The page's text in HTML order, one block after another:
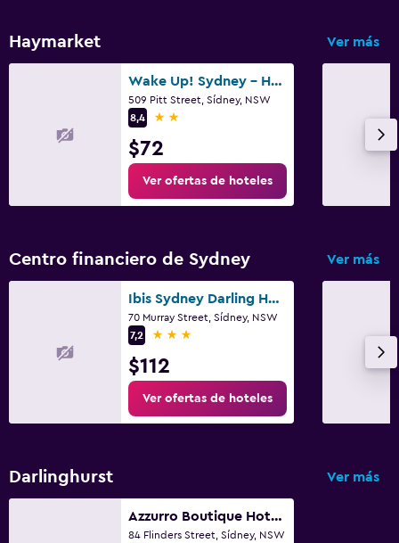
Haymarket Ver más
Wake Up! Sydney - Hostel
509 Pitt Street, Sídney, NSW
8,4
2 estrellas
$72
Ver ofertas de hoteles
Centro financiero de Sydney Ver más
Ibis Sydney Darling Harbour
70 Murray Street, Sídney, NSW
7,2
3 estrellas
$112
Ver ofertas de hoteles
Darlinghurst Ver más
Azzurro Boutique Hotel - Surry Hills
84 Flinders Street, Sídney, NSW